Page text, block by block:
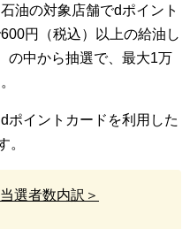
油の対象店舗でdポイント
円（税込）以上の給油し
の中から抽選で、最大1万
ポイントカードを利用した
。
選者数内訳＞